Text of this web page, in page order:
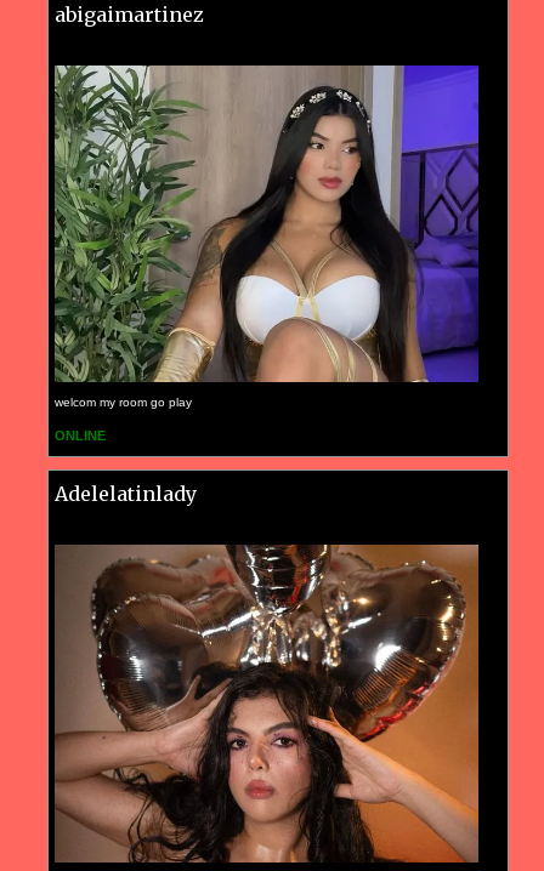
abigaimartinez
welcom my room go play
ONLINE
Adelelatinlady